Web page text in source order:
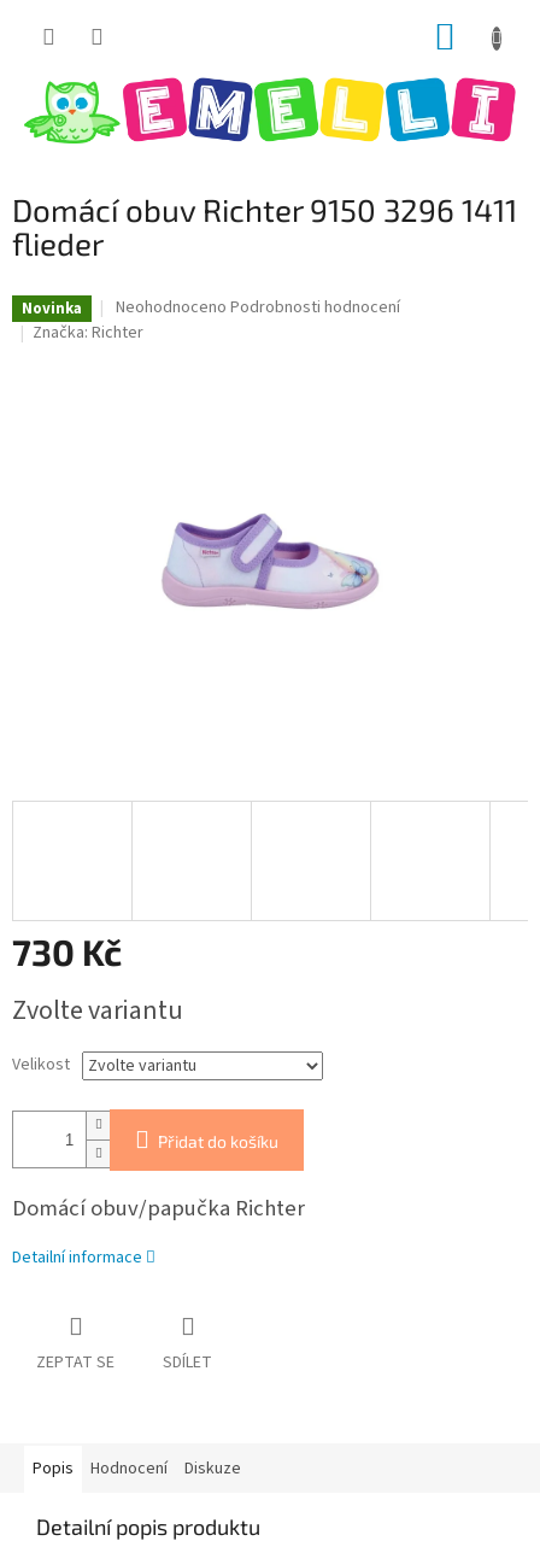
Domácí obuv Richter 9150 3296 1411
flieder
Novinka
Průměrné
hodnocení
Neohodnoceno Podrobnosti hodnocení
Značka: Richter
730 Kč
cena:
Zvolte variantu
Velikost
Přidat do košíku
Domácí obuv/papučka Richter
Detailní informace
ZEPTAT SE SDÍLET
Popis Hodnocení Diskuze
Detailní popis produktu